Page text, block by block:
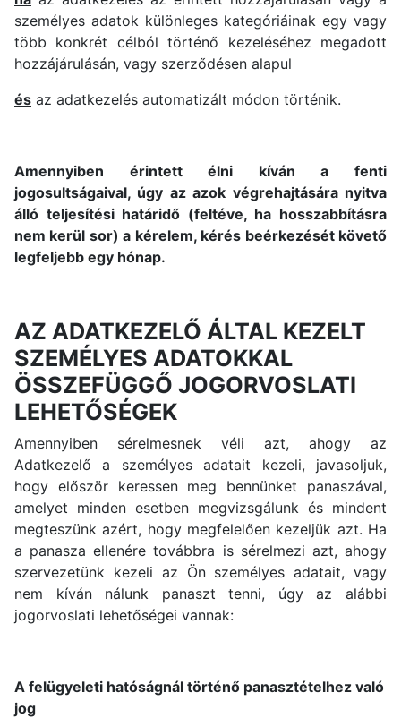
személyes adatok különleges kategóriáinak egy vagy
több konkrét célból történő kezeléséhez megadott
hozzájárulásán, vagy szerződésen alapul
és az adatkezelés automatizált módon történik.
Amennyiben érintett élni kíván a fenti
jogosultságaival, úgy az azok végrehajtására nyitva
álló teljesítési határidő (feltéve, ha hosszabbításra
nem kerül sor) a kérelem, kérés beérkezését követő
legfeljebb egy hónap.
AZ ADATKEZELŐ ÁLTAL KEZELT
SZEMÉLYES ADATOKKAL
ÖSSZEFÜGGŐ JOGORVOSLATI
LEHETŐSÉGEK
Amennyiben sérelmesnek véli azt, ahogy az
Adatkezelő a személyes adatait kezeli, javasoljuk,
hogy először keressen meg bennünket panaszával,
amelyet minden esetben megvizsgálunk és mindent
megteszünk azért, hogy megfelelően kezeljük azt. Ha
a panasza ellenére továbbra is sérelmezi azt, ahogy
szervezetünk kezeli az Ön személyes adatait, vagy
nem kíván nálunk panaszt tenni, úgy az alábbi
jogorvoslati lehetőségei vannak:
A felügyeleti hatóságnál történő panasztételhez való
jog